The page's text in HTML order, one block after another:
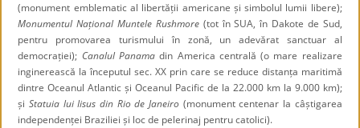
(monument emblematic al libertății americane și simbolul lumii libere);
Monumentul Național Muntele Rushmore(tot în SUA, în Dakote de Sud,
pentru promovarea turismului în zonă, un adevărat sanctuar al
democrației); Canalul Panamadin America centrală (o mare realizare
inginerească la începutul sec. XX prin care se reduce distanța maritimă
dintre Oceanul Atlantic și Oceanul Pacific de la 22.000 km la 9.000 km);
șiStatuia lui Iisus din Rio de Janeiro (monument centenar la câștigarea
independenței Braziliei și loc de pelerinaj pentru catolici).